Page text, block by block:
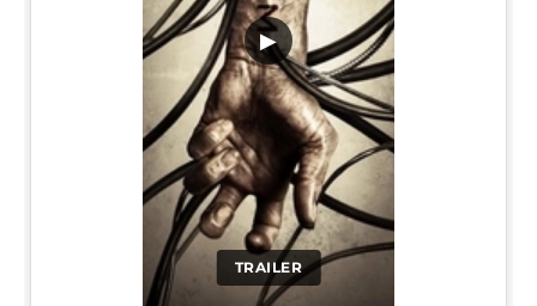
TRAILER
▶